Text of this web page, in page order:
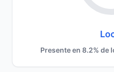
Presente en 8.2% de